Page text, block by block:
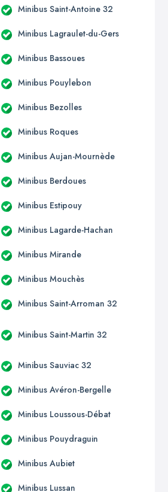
Minibus Saint-Antoine 32
Minibus Lagraulet-du-Gers
Minibus Bassoues
Minibus Pouylebon
Minibus Bezolles
Minibus Roques
Minibus Aujan-Mournède
Minibus Berdoues
Minibus Estipouy
Minibus Lagarde-Hachan
Minibus Mirande
Minibus Mouchès
Minibus Saint-Arroman 32
Minibus Saint-Martin 32
Minibus Sauviac 32
Minibus Avéron-Bergelle
Minibus Loussous-Débat
Minibus Pouydraguin
Minibus Aubiet
Minibus Lussan